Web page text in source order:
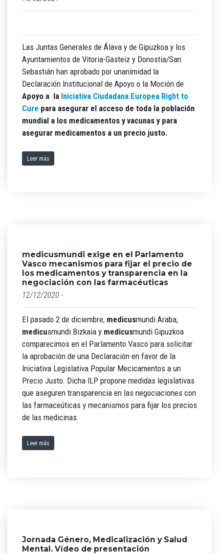
Las Juntas Generales de Álava y de Gipuzkoa y los
Ayuntamientos de Vitoria-Gasteiz y Donostia/San
Sebastián han aprobado por unanimidad la
Declaración Institucional de Apoyo o la Moción de
Apoyo a la Iniciativa Ciudadana Europea Right to
Cure para asegurar el acceso de toda la población
mundial a los medicamentos y vacunas y para
asegurar medicamentos a un precio justo.
Leer más
medicusmundi exige en el Parlamento
Vasco mecanismos para fijar el precio de
los medicamentos y transparencia en la
negociación con las farmacéuticas
12/12/2020 -
El pasado 2 de diciembre, medicusmundi Araba,
medicusmundi Bizkaia y medicusmundi Gipuzkoa
comparecimos en el Parlamento Vasco para solicitar
la aprobación de una Declaración en favor de la
Iniciativa Legislativa Popular Mecicamentos a un
Precio Justo. Dicha ILP propone medidas legislativas
que aseguren transparencia en las negociaciones con
las farmaceúticas y mecanismos para fijar los precios
de las medicinas.
Leer más
Jornada Género, Medicalización y Salud
Mental. Vídeo de presentación